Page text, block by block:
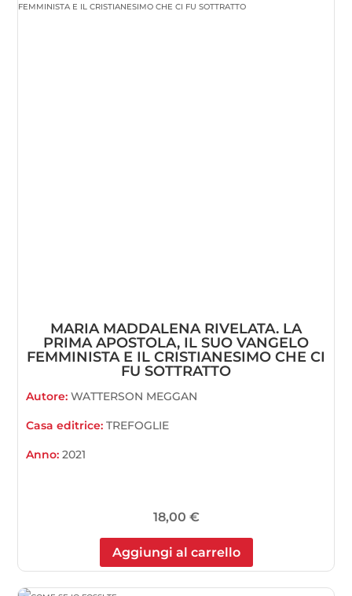
MARIA MADDALENA RIVELATA. LA
PRIMA APOSTOLA, IL SUO VANGELO
FEMMINISTA E IL CRISTIANESIMO CHE CI
FU SOTTRATTO
Autore:WATTERSON MEGGAN
Casa editrice:TREFOGLIE
Anno:2021
18,00 €
Aggiungi al carrello